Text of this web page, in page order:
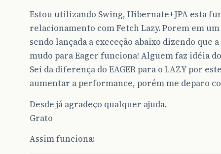
Estou utilizando Swing, Hibernate+JPA esta
relacionamento com Fetch Lazy. Porem em
sendo lançada a execeção abaixo dizendo que
mudo para Eager funciona! Alguem faz idéia
Sei da diferença do EAGER para o LAZY por
aumentar a performance, porém me deparo
Desde já agradeço qualquer ajuda.
Grato
Assim funciona: